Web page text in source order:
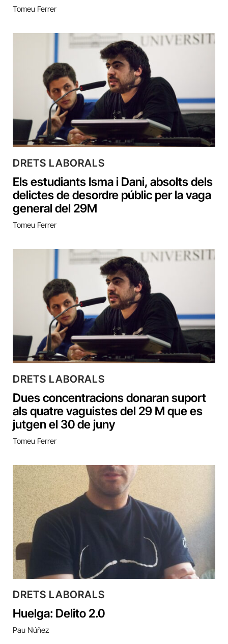
Tomeu Ferrer
DRETS LABORALS
Els estudiants Isma i Dani, absolts dels
delictes de desordre públic per la vaga
general del 29M
Tomeu Ferrer
DRETS LABORALS
Dues concentracions donaran suport
als quatre vaguistes del 29 M que es
jutgen el 30 de juny
Tomeu Ferrer
DRETS LABORALS
Huelga: Delito 2.0
Pau Núñez